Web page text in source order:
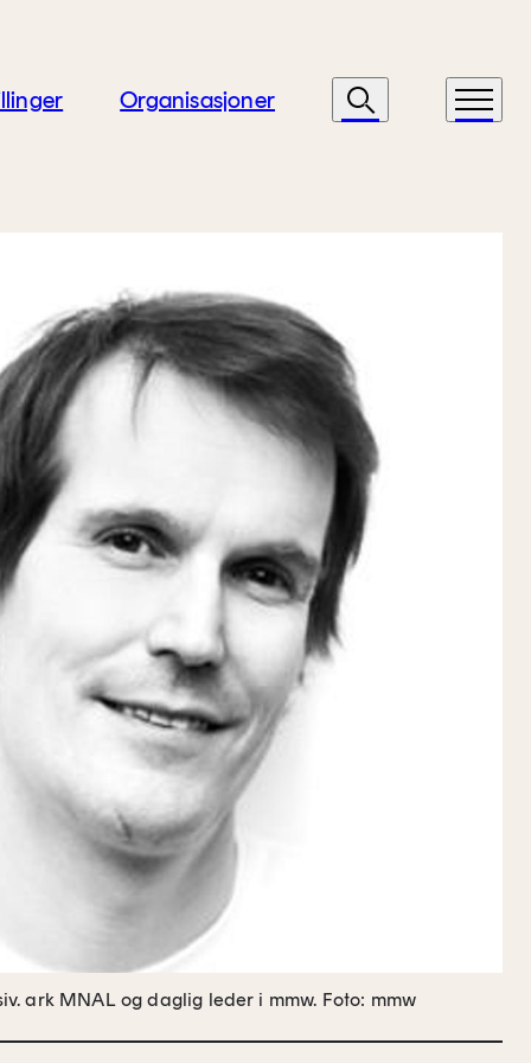
Organisasjoner Søk Meny
ark MNAL og daglig leder i mmw. Foto: mmw